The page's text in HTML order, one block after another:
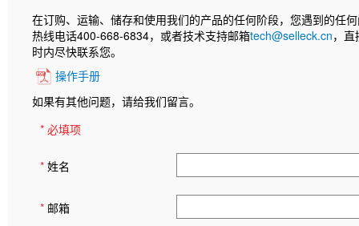
在订购、运输、储存和使用我们的产品的任何阶段，您遇到的任
热线电话400-668-6834，或者技术支持邮箱tech@selleck.cn，
时内尽快联系您。
操作手册
如果有其他问题，请给我们留言。
* 必填项
* 姓名
* 邮箱